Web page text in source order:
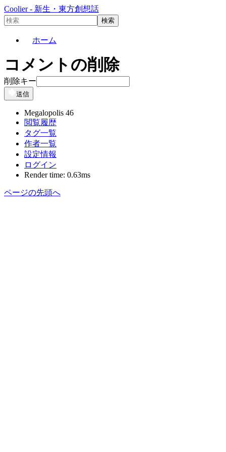
Coolier - 新生・東方創想話
ホーム
コメントの削除
削除キー
送信
Megalopolis 46
閲覧履歴
タグ一覧
作者一覧
設定情報
ログイン
Render time: 0.63ms
ページの先頭へ